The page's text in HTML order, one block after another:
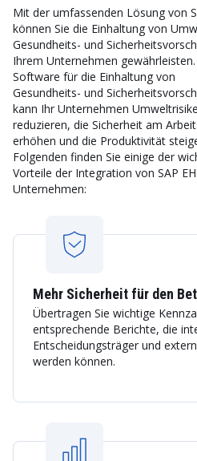
Mit der umfassenden Lösung von
können Sie die Einhaltung von
Gesundheits- und
Ihrem Unternehmen
Software für die Einhaltung von
Gesundheits- und
kann Ihr Unternehmen
reduzieren, die Sicherheit am
erhöhen und die Produktivität
Folgenden finden Sie einige der
Vorteile der Integration von SAP
Unternehmen:
Mehr Sicherheit für den
Übertragen Sie wichtige
entsprechende Berichte, die
Entscheidungsträger und
werden können.